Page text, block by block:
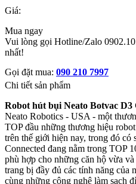
Giá:
Mua ngay
Vui lòng gọi Hotline/Zalo
nhất!
Gọi đặt mua: 090 210 7997
Chi tiết sản phẩm
Robot hút bụi Neato Botvac D3
Neato Robotics - USA - một
TOP đầu những thương hiệu
trên thế giới hiện nay, trong đó có
Connected đang nằm trong TOP
phù hợp cho những căn hộ vừa
trang bị đầy đủ các tính năng của
cùng những công nghệ làm sạch